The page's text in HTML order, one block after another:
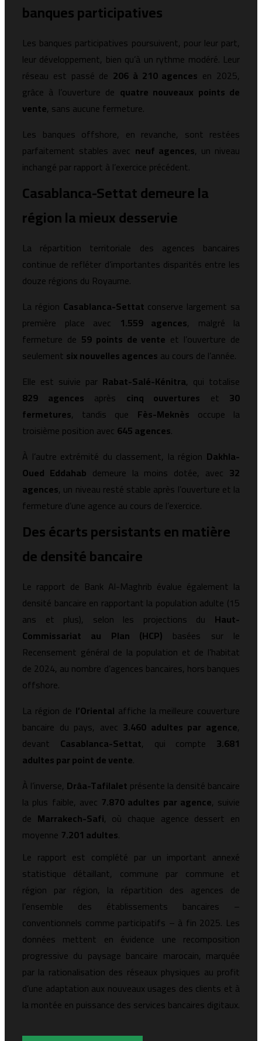
banques participatives
Les banques participatives poursuivent, pour leur part,
leur développement, bien qu’à un rythme modéré. Leur
réseau est passé de 206 à 210 agences en 2025,
grâce à l’ouverture de quatre nouveaux points de
vente, sans aucune fermeture.
Les banques offshore, en revanche, sont restées
parfaitement stables avec neuf agences, un niveau
inchangé par rapport à l’exercice précédent.
Casablanca-Settat demeure la
région la mieux desservie
La répartition territoriale des agences bancaires
continue de refléter d’importantes disparités entre les
douze régions du Royaume.
La région Casablanca-Settat conserve largement sa
première place avec 1.559 agences, malgré la
fermeture de 59 points de vente et l’ouverture de
seulement six nouvelles agences au cours de l’année.
Elle est suivie par Rabat-Salé-Kénitra, qui totalise
829 agences après cinq ouvertures et 30
fermetures, tandis que Fès-Meknès occupe la
troisième position avec 645 agences.
À l’autre extrémité du classement, la région Dakhla-
Oued Eddahab demeure la moins dotée, avec 32
agences, un niveau resté stable après l’ouverture et la
fermeture d’une agence au cours de l’exercice.
Des écarts persistants en matière
de densité bancaire
Le rapport de Bank Al-Maghrib évalue également la
densité bancaire en rapportant la population adulte (15
ans et plus), selon les projections du Haut-
Commissariat au Plan (HCP) basées sur le
Recensement général de la population et de l’habitat
de 2024, au nombre d’agences bancaires, hors banques
offshore.
La région de l’Oriental affiche la meilleure couverture
bancaire du pays, avec 3.460 adultes par agence,
devant Casablanca-Settat, qui compte 3.681
adultes par point de vente.
À l’inverse, Drâa-Tafilalet présente la densité bancaire
la plus faible, avec 7.870 adultes par agence, suivie
de Marrakech-Safi, où chaque agence dessert en
moyenne 7.201 adultes.
Le rapport est complété par un important annexé
statistique détaillant, commune par commune et
région par région, la répartition des agences de
l’ensemble des établissements bancaires –
conventionnels comme participatifs – à fin 2025. Les
données mettent en évidence une recomposition
progressive du paysage bancaire marocain, marquée
par la rationalisation des réseaux physiques au profit
d’une adaptation aux nouveaux usages des clients et à
la montée en puissance des services bancaires digitaux.